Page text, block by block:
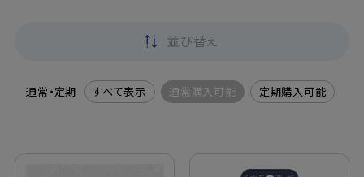
PRODUCTS/ 商品を探す
並び替え
通常・定期 すべて表示 通常購入可能 定期購入可能